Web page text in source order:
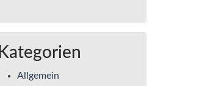
Kategorien
Allgemein